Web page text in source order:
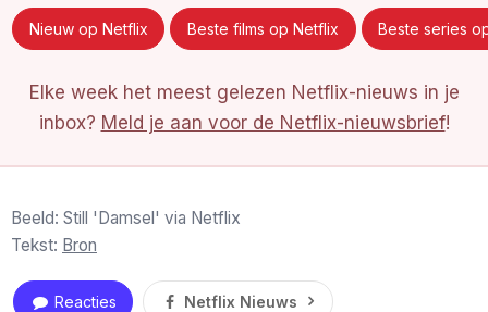
Nieuw op Netflix Beste films op Netflix Beste series
Elke week het meest gelezen Netflix-nieuws in je
inbox? Meld je aan voor de Netflix-nieuwsbrief!
Beeld: Still 'Damsel' via Netflix
Tekst: Bron
Reacties Netflix Nieuws